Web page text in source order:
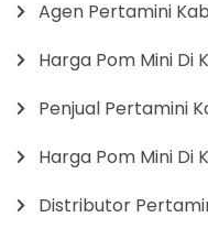
Agen Pertamini
Harga Pom Mini Di
Penjual Pertamini
Harga Pom Mini Di
Distributor